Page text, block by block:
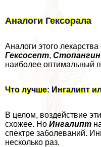
Аналоги Гексорала
Аналоги этого
Гексосепт, Стопангин
наиболее оптимальный
Что лучше: Ингалипт
В целом, воздействие
схожее. Но Ингалипт
спектре заболеваний.
несколько раз.